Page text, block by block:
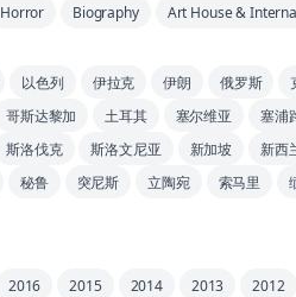
Horror Biography Art House &
以色列 伊拉克 伊朗 俄罗斯
哥斯达黎加 土耳其 塞尔维亚 塞浦
斯洛伐克 斯洛文尼亚 新加坡 新西
秘鲁 突尼斯 立陶宛 索马里
2016 2015 2014 2013 2012